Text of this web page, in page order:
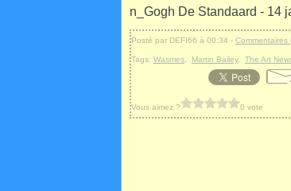
n_Gogh De Standaard - 14
Posté par DEFI66 à 00:34 - Commentaires
Tags: Wasmes Martin Bailey, The Art
Vous aimez ? 0 vote